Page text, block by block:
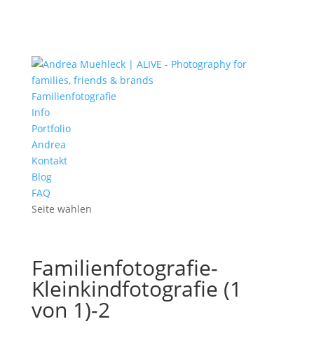
Familienfotografie
Info
Portfolio
Andrea
Kontakt
Blog
FAQ
Seite wählen
Familienfotografie-
Kleinkindfotografie (1
von 1)-2